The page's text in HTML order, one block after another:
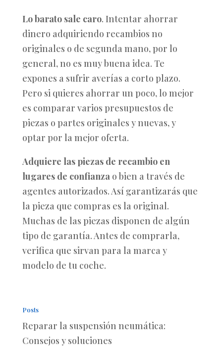
Lo barato sale caro. Intentar ahorrar
dinero adquiriendo recambios no
originales o de segunda mano, por lo
general, no es muy buena idea. Te
expones a sufrir averías a corto plazo.
Pero si quieres ahorrar un poco, lo mejor
es comparar varios presupuestos de
piezas o partes originales y nuevas, y
optar por la mejor oferta.
Adquiere las piezas de recambio en
lugares de confianzao bien a través de
agentes autorizados. Así garantizarás que
la pieza que compras es la original.
Muchas de las piezas disponen de algún
tipo de garantía. Antes de comprarla,
verifica que sirvan para la marca y
modelo de tu coche.
Posts
Reparar la suspensión neumática:
Consejos y soluciones